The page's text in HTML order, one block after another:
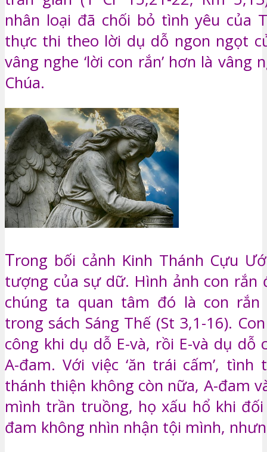
nhân loại đã chối bỏ tình yêu của
thực thi theo lời dụ dỗ ngon ngọt
vâng nghe ‘lời con rắn’ hơn là vâng
Chúa.
Trong bối cảnh Kinh Thánh Cựu
tượng của sự dữ. Hình ảnh con rắn
chúng ta quan tâm đó là con rắn
trong sách Sáng Thế (St 3,1-16).
công khi dụ dỗ E-và, rồi E-và dụ dỗ
A-đam. Với việc ‘ăn trái cấm’,
thánh thiện không còn nữa, A-đam
mình trần truồng, họ xấu hổ khi
đam không nhìn nhận tội mình,